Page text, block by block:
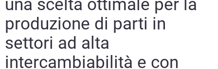
una scelta ottimale per la
produzione di parti in
settori ad alta
intercambiabilità e con